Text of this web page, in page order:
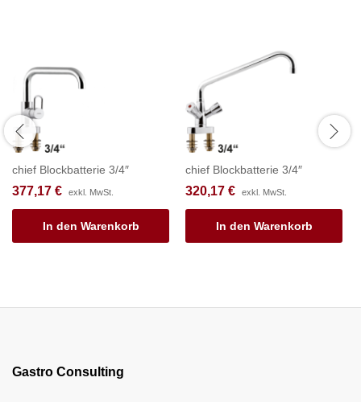
chief Blockbatterie 3/4″
377,17 € exkl. MwSt.
In den Warenkorb
chief Blockbatterie 3/4″
320,17 € exkl. MwSt.
In den Warenkorb
Gastro Consulting